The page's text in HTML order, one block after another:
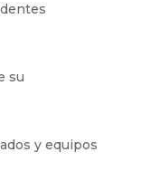
su
y equipos